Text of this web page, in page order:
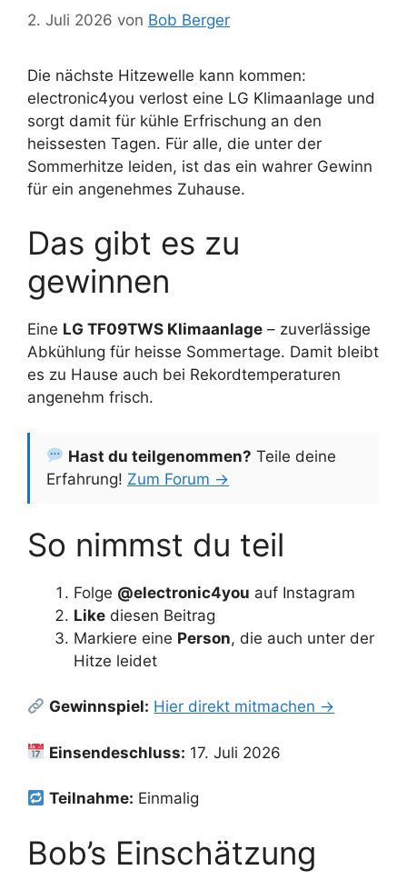
2. Juli 2026 von Bob Berger
Die nächste Hitzewelle kann kommen:
electronic4you verlost eine LG Klimaanlage und
sorgt damit für kühle Erfrischung an den
heissesten Tagen. Für alle, die unter der
Sommerhitze leiden, ist das ein wahrer Gewinn
für ein angenehmes Zuhause.
Das gibt es zu
gewinnen
Eine LG TF09TWS Klimaanlage – zuverlässige
Abkühlung für heisse Sommertage. Damit bleibt
es zu Hause auch bei Rekordtemperaturen
angenehm frisch.
Hast du teilgenommen? Teile deine
Erfahrung! Zum Forum →
So nimmst du teil
Folge @electronic4you auf Instagram
Like diesen Beitrag
Markiere eine Person, die auch unter der
Hitze leidet
Gewinnspiel: Hier direkt mitmachen →
Einsendeschluss: 17. Juli 2026
Teilnahme: Einmalig
Bob’s Einschätzung